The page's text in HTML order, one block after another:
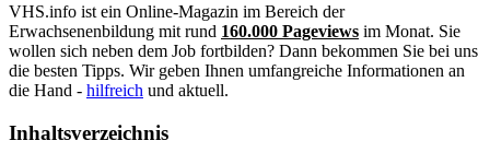
VHS.info ist ein Online-Magazin im Bereich der
Erwachsenenbildung mit rund 160.000 Pageviews im Monat. Sie
wollen sich neben dem Job fortbilden? Dann bekommen Sie bei uns
die besten Tipps. Wir geben Ihnen umfangreiche Informationen an
die Hand - hilfreich und aktuell.
Inhaltsverzeichnis